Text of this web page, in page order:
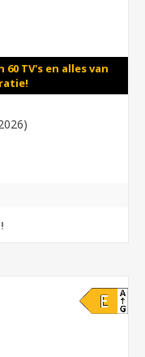
TV's en alles van